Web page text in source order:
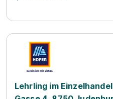
Lehrling im